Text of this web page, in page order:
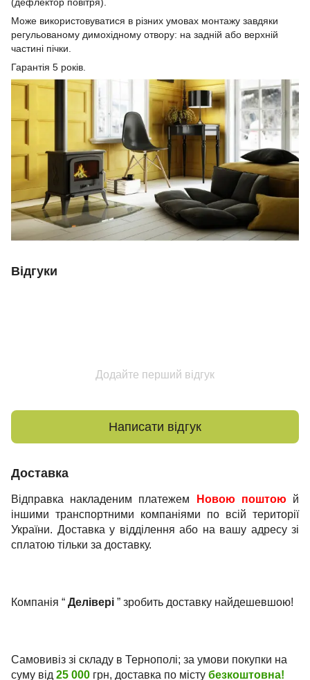
Може використовуватися в різних умовах монтажу завдяки
регульованому димохідному отвору: на задній або верхній
частині пічки.
Гарантія 5 років.
Відгуки
Додайте перший відгук
Написати відгук
Доставка
Відправка накладеним платежем Новою поштою й
іншими транспортними компаніями по всій території
України. Доставка у відділення або на вашу адресу зі
сплатою тільки за доставку.
Компанія “ Делівері ” зробить доставку найдешевшою!
Самовивіз зі складу в Тернополі; за умови покупки на
суму від 25 000 грн, доставка по місту безкоштовна!